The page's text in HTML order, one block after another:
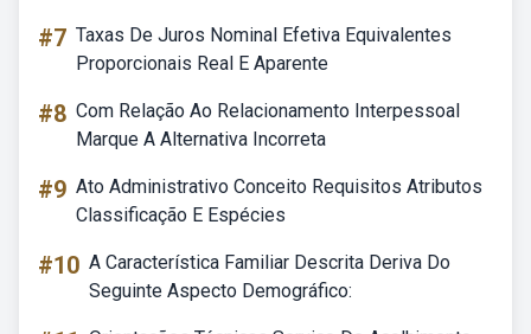
#7 Taxas De Juros Nominal Efetiva Equivalentes
Proporcionais Real E Aparente
#8 Com Relação Ao Relacionamento Interpessoal
Marque A Alternativa Incorreta
#9 Ato Administrativo Conceito Requisitos Atributos
Classificação E Espécies
#10 A Característica Familiar Descrita Deriva Do
Seguinte Aspecto Demográfico: